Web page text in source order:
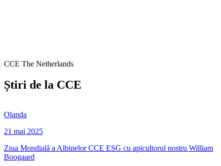
CCE The Netherlands
Știri de la CCE
Olanda
21 mai 2025
Ziua Mondială a Albinelor CCE ESG cu apicultorul nostru William
Boogaard